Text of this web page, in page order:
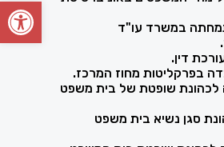
פתח
1979-1981 התמחתה במשרד עו"ד
נבחרה לכהונת שופטת של בית משפט
לכהונת סגן נשיא בית משפט